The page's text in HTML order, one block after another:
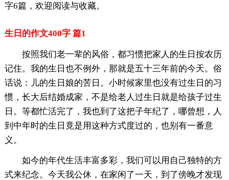
字6篇，欢迎阅读与收藏。
生日的作文400字 篇1
按照我们老一辈的风俗，都习惯把家人的生日按农历
记住。我的生日也不例外，那就是五十三年前的今天。俗
话说：儿的生日娘的苦日。小时候家里也没有过生日的习
惯，长大后结婚成家，不是给老人过生日就是给孩子过生
日。等都忙活完了，我也到了这把子年纪了，哪曾想，人
到中年时的生日竟是用这种方式度过的，也别有一番意
义。
如今的年代生活丰富多彩，我们可以用自己独特的方
式来纪念。今天我公休，在家闲了一天，到了傍晚才发现